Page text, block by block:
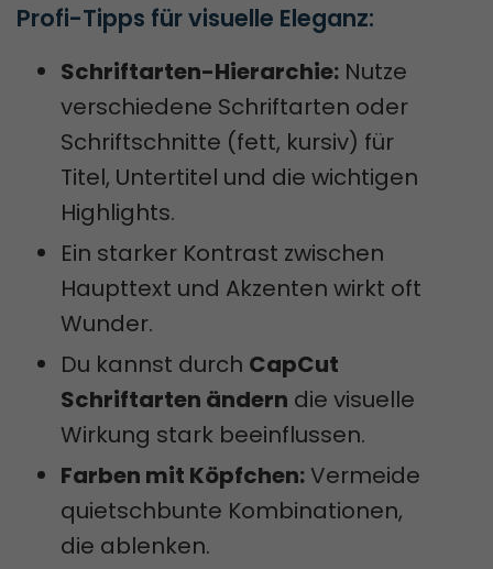
Profi-Tipps für visuelle Eleganz:
Schriftarten-Hierarchie: Nutze
verschiedene Schriftarten oder
Schriftschnitte (fett, kursiv) für
Titel, Untertitel und die wichtigen
Highlights.
Ein starker Kontrast zwischen
Haupttext und Akzenten wirkt oft
Wunder.
Du kannst durch CapCut
Schriftarten ändern die visuelle
Wirkung stark beeinflussen.
Farben mit Köpfchen:Vermeide
quietschbunte Kombinationen,
die ablenken.